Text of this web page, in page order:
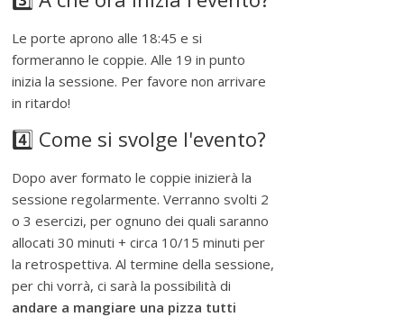
Le porte aprono alle 18:45 e si
formeranno le coppie. Alle 19 in punto
inizia la sessione. Per favore non arrivare
in ritardo!
4️⃣ Come si svolge l'evento?
Dopo aver formato le coppie inizierà la
sessione regolarmente. Verranno svolti 2
o 3 esercizi, per ognuno dei quali saranno
allocati 30 minuti + circa 10/15 minuti per
la retrospettiva. Al termine della sessione,
per chi vorrà, ci sarà la possibilità di
andare a mangiare una pizza tutti